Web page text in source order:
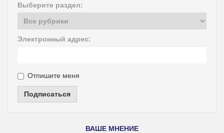
Выберите раздел:
Электронный адрес:
Отпишите меня
Подписаться
ВАШЕ МНЕНИЕ